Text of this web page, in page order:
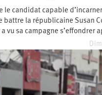
le candidat capable
battre la républicaine Susan
vu sa campagne s’effondrer